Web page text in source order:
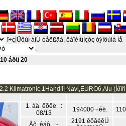
ï÷çìÜôùí áíÜ óåëßäá, ôáîéíüìçóç óýìöùíá ìå
.
áðü 20
Klimatronic,1Hand!!! Navi,EURO6,Alu
1. áä. êõêë. :
08/13
194000 ÷éë.
Åô. êáô. : -
2191 êõâéêÜ